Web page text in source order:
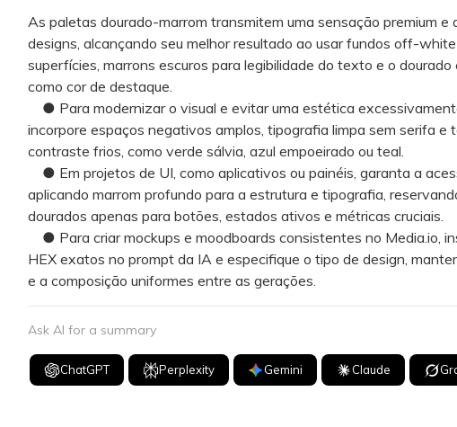
As paletas dourado-marrom transmitem uma sensação premium e
designs, alcançando seu melhor resultado ao usar fundos off-
superfícies, marrons escuros para legibilidade do texto e o
como cor de destaque.
● Para modernizar o visual e evitar uma estética
incorpore espaços negativos amplos, tipografia limpa sem serifa e
contraste frios, como verde sálvia, azul empoeirado ou teal.
● Em projetos de UI, como aplicativos ou painéis, garanta a
aplicando marrom profundo para a estrutura e tipografia,
dourados apenas para botões, estados ativos e métricas cruciais.
● Para criar mockups e moodboards consistentes no Media.io,
HEX exatos no prompt da IA e especifique o tipo de design,
e a composição uniformes entre as gerações.
Ask AI for a summary
ChatGPT Perplexity Gemini Claude